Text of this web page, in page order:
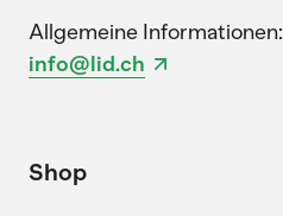
Allgemeine Informationen:
info@lid.ch
Shop